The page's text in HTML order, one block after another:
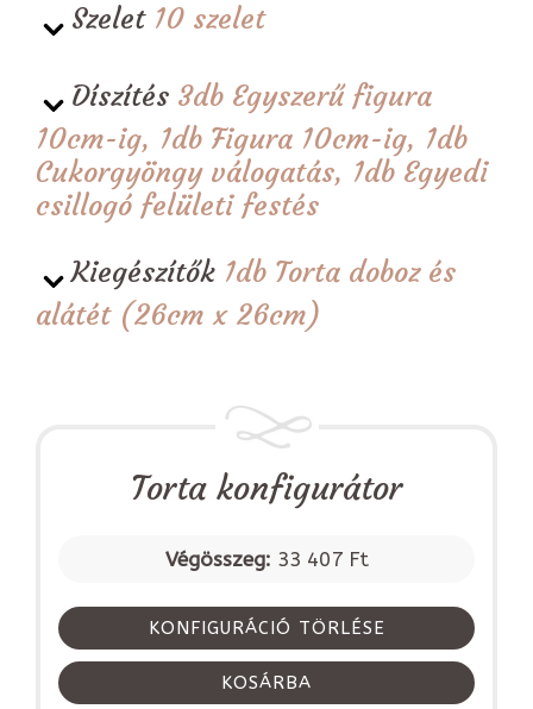
Szelet 10 szelet
Díszítés 3db Egyszerű figura
10cm-ig, 1db Figura 10cm-ig, 1db
Cukorgyöngy válogatás, 1db Egyedi
csillogó felületi festés
Kiegészítők 1db Torta doboz és
alátét (26cm x 26cm)
Torta konfigurátor
Végösszeg: 33 407 Ft
KONFIGURÁCIÓ TÖRLÉSE
KOSÁRBA